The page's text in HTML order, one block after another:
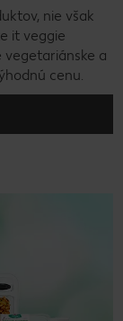
nie však
it veggie
vegetariánske a
cenu.